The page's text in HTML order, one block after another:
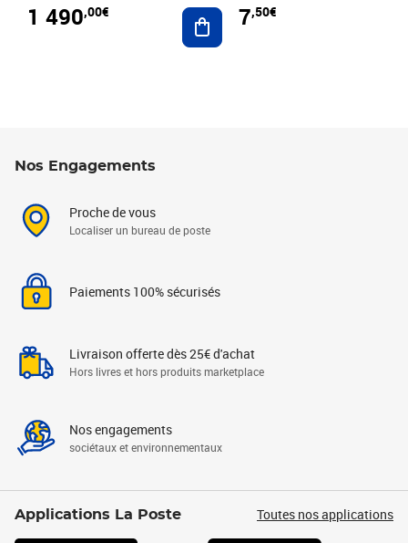
1 490,00€ Ajouter au panier
7,50€
Nos Engagements
Proche de vous
Localiser un bureau de poste
Paiements 100% sécurisés
Livraison offerte dès 25€ d'achat
Hors livres et hors produits marketplace
Nos engagements
sociétaux et environnementaux
Applications La Poste Toutes nos applications